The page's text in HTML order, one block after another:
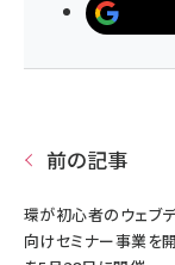
前の記事
環が初心者のウェブ
向けセミナー事業を